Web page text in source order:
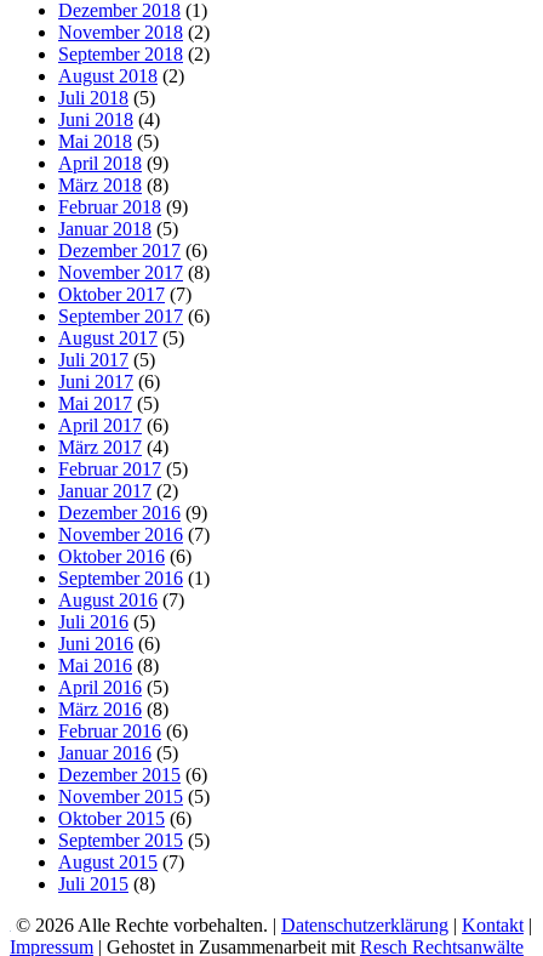
Dezember 2018 (1)
November 2018 (2)
September 2018 (2)
August 2018 (2)
Juli 2018 (5)
Juni 2018 (4)
Mai 2018 (5)
April 2018 (9)
März 2018 (8)
Februar 2018 (9)
Januar 2018 (5)
Dezember 2017 (6)
November 2017 (8)
Oktober 2017 (7)
September 2017 (6)
August 2017 (5)
Juli 2017 (5)
Juni 2017 (6)
Mai 2017 (5)
April 2017 (6)
März 2017 (4)
Februar 2017 (5)
Januar 2017 (2)
Dezember 2016 (9)
November 2016 (7)
Oktober 2016 (6)
September 2016 (1)
August 2016 (7)
Juli 2016 (5)
Juni 2016 (6)
Mai 2016 (8)
April 2016 (5)
März 2016 (8)
Februar 2016 (6)
Januar 2016 (5)
Dezember 2015 (6)
November 2015 (5)
Oktober 2015 (6)
September 2015 (5)
August 2015 (7)
Juli 2015 (8)
© 2026 Alle Rechte vorbehalten. | Datenschutzerklärung | Kontakt |
Impressum | Gehostet in Zusammenarbeit mit Resch Rechtsanwälte